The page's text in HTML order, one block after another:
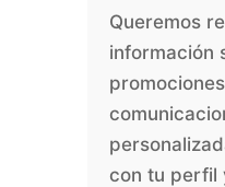
Queremos
información
con tu perfil